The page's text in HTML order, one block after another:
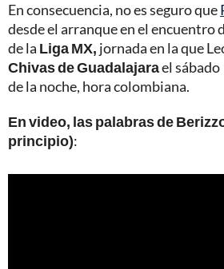
En consecuencia, no es seguro que
desde el arranque en el encuentro
de la Liga MX, jornada en la que
Chivas de Guadalajarael sábado
de la noche, hora colombiana.
En video, las palabras de
principio):